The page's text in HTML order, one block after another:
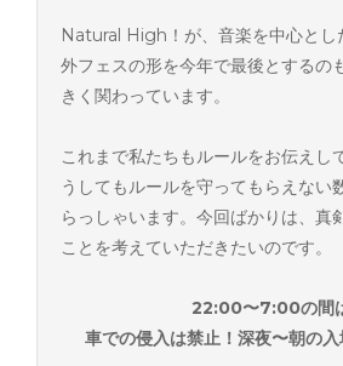
Natural High！が、音楽を中心とし
外フェスの形を今年で最後とするの
きく関わっています。
これまで私たちもルールをお伝えし
うしてもルールを守ってもらえない
らっしゃいます。今回ばかりは、真
ことを考えていただきたいのです。
22:00〜7:00の間
車での侵入は禁止！深夜〜朝の入